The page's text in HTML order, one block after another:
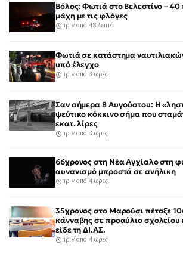
Βόλος: Φωτιά στο Βελεστίνο –
μάχη με τις φλόγες
πριν από 48 λεπτά
Φωτιά σε κατάστημα
υπό έλεγχο
πριν από 3 ώρες
Σαν σήμερα 8 Αυγούστου: Η
ψεύτικο κόκκινο σήμα που
εκατ. λίρες
πριν από 3 ώρες
66χρονος στη Νέα Αγχίαλο στη
αυνανισμό μπροστά σε ανήλικη
πριν από 4 ώρες
35χρονος στο Μαρούσι πέταξε
κάνναβης σε προαύλιο σχολείου
είδε τη ΔΙ.ΑΣ.
πριν από 4 ώρες